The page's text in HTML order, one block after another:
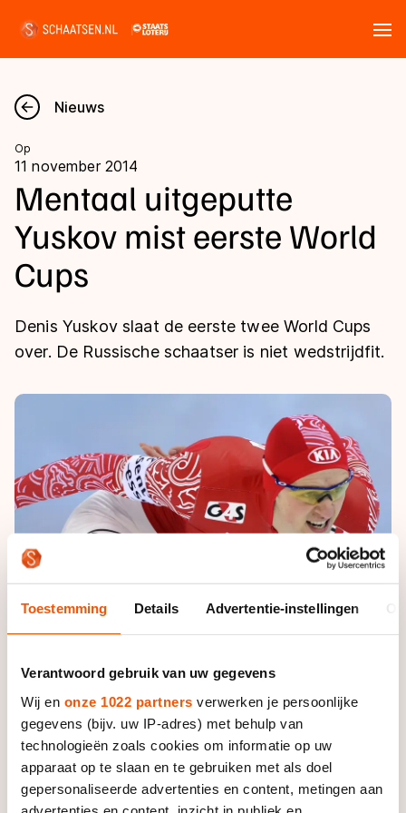
Toestemming Details Advertentie-instellingen
Verantwoord gebruik van uw gegevens
Wij en onze 1022 partners verwerken je persoonlijke
gegevens (bijv. uw IP-adres) met behulp van
technologieën zoals cookies om informatie op uw
apparaat op te slaan en te gebruiken met als doel
gepersonaliseerde advertenties en content, metingen aan
Nieuws
Kalender
Disciplines
Marathon
Kunstschaatsen
Natuurijs
Uitslagen
Langebaan
Marathon
Kunstschaatsen
Tijden & historie
Ranglijsten Langebaan
Historie & statistiek
De weg op
Inschrijven wedstrijden
Algemene Nederlandse Schaatstijd
Deze zomer de weg op
Waar kan ik schaatsen en skaten?
Schaatsfans
Alles voor jou als schaatsfan
Evenementen
Livestreams
Winacties
Olympische Spelen
Olympische Spelen
Medaille overzicht
Medaillespiegel
Olympische uitslagen
Van Jong tot Goud verhalen
Nieuws
Op
11 november 2014
Mentaal uitgeputte
Yuskov mist eerste World
Cups
Denis Yuskov slaat de eerste twee World Cups
over. De Russische schaatser is niet wedstrijdfit.